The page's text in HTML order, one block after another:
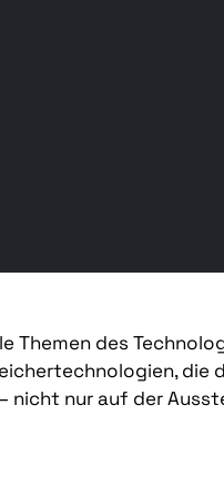
Themen des
nur auf der